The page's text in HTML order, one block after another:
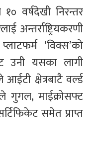
वर्षदेखी निरन्तर
अन्तर्राष्ट्रियकरणी
‘विक्स’को
उनी यसका लागी
क्षेत्रबाटै वर्ल्ड
माईक्रोसफ्ट
समेत प्राप्त